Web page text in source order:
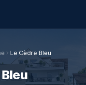
Le Cèdre Bleu